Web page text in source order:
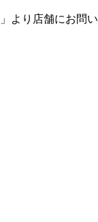
より店舗にお問い